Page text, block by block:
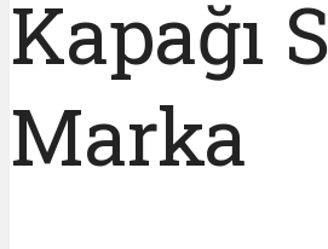
Kapağı
Marka